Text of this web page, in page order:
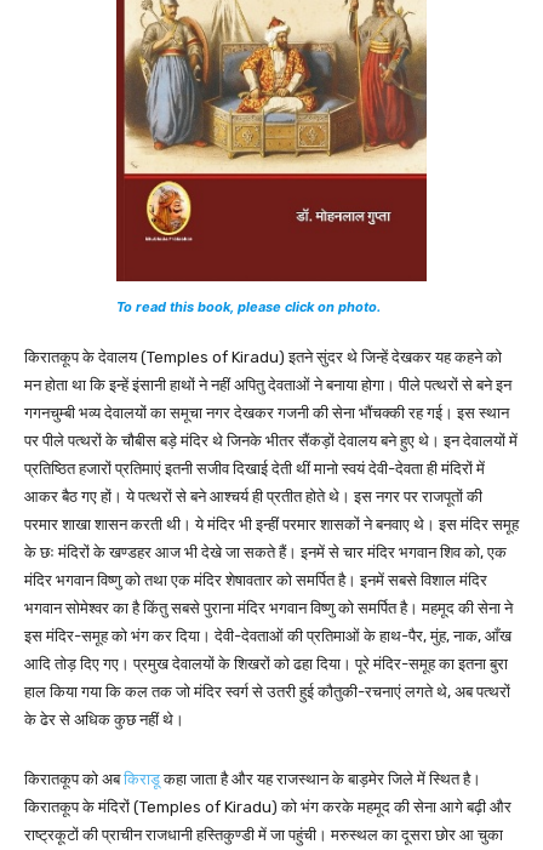
To read this book, please click on photo.
किरातकूप के देवालय (Temples of Kiradu) इतने सुंदर थे जिन्हें देखकर यह कहने को
मन होता था कि इन्हें इंसानी हाथों ने नहीं अपितु देवताओं ने बनाया होगा। पीले पत्थरों से बने इन
गगनचुम्बी भव्य देवालयों का समूचा नगर देखकर गजनी की सेना भौंचक्की रह गई। इस स्थान
पर पीले पत्थरों के चौबीस बड़े मंदिर थे जिनके भीतर सैंकड़ों देवालय बने हुए थे। इन देवालयों में
प्रतिष्ठित हजारों प्रतिमाएं इतनी सजीव दिखाई देती थीं मानो स्वयं देवी-देवता ही मंदिरों में
आकर बैठ गए हों। ये पत्थरों से बने आश्चर्य ही प्रतीत होते थे। इस नगर पर राजपूतों की
परमार शाखा शासन करती थी। ये मंदिर भी इन्हीं परमार शासकों ने बनवाए थे। इस मंदिर समूह
के छः मंदिरों के खण्डहर आज भी देखे जा सकते हैं। इनमें से चार मंदिर भगवान शिव को, एक
मंदिर भगवान विष्णु को तथा एक मंदिर शेषावतार को समर्पित है। इनमें सबसे विशाल मंदिर
भगवान सोमेश्वर का है किंतु सबसे पुराना मंदिर भगवान विष्णु को समर्पित है। महमूद की सेना ने
इस मंदिर-समूह को भंग कर दिया। देवी-देवताओं की प्रतिमाओं के हाथ-पैर, मुंह, नाक, आँख
आदि तोड़ दिए गए। प्रमुख देवालयों के शिखरों को ढहा दिया। पूरे मंदिर-समूह का इतना बुरा
हाल किया गया कि कल तक जो मंदिर स्वर्ग से उतरी हुई कौतुकी-रचनाएं लगते थे, अब पत्थरों
के ढेर से अधिक कुछ नहीं थे।
किरातकूप को अबकिराडूकहा जाता है और यह राजस्थान के बाड़मेर जिले में स्थित है।
किरातकूप के मंदिरों (Temples of Kiradu) को भंग करके महमूद की सेना आगे बढ़ी और
राष्ट्रकूटों की प्राचीन राजधानी हस्तिकुण्डी में जा पहुंची। मरुस्थल का दूसरा छोर आ चुका